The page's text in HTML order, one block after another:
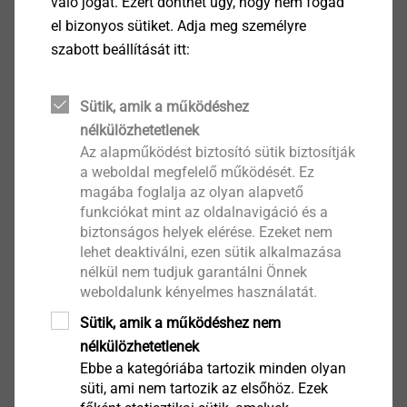
feasibility by
APPLICATION CHECKs.
Furthermore, you can download the latest product
CAD & more
Ball Sockets
el bizonyos sütiket. Adja meg személyre
szabott beállítását itt:
Sütik, amik a működéshez
nélkülözhetetlenek
Az alapműködést biztosító sütik biztosítják
a weboldal megfelelő működését. Ez
magába foglalja az olyan alapvető
funkciókat mint az oldalnavigáció és a
biztonságos helyek elérése. Ezeket nem
lehet deaktiválni, ezen sütik alkalmazása
nélkül nem tudjuk garantálni Önnek
weboldalunk kényelmes használatát.
Sütik, amik a működéshez nem
nélkülözhetetlenek
Ebbe a kategóriába tartozik minden olyan
süti, ami nem tartozik az elsőhöz. Ezek